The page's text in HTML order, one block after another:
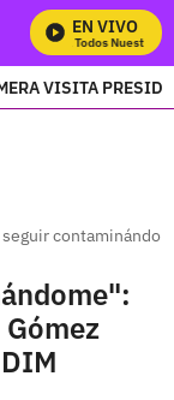
EN VIVO
Mira Todos Nuestros
VISITA